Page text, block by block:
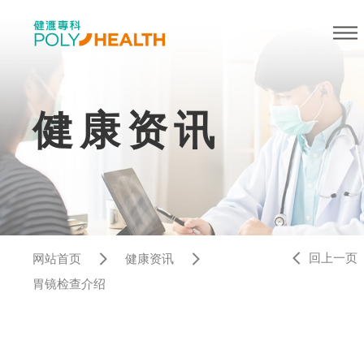
健康资讯
网站首页
健康资讯
胃镜检查介绍
回上一页